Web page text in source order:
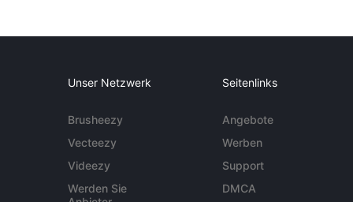
Unser Netzwerk
Brusheezy
Vecteezy
Videezy
Werden Sie
Seitenlinks
Angebote
Werben
Support
DMCA